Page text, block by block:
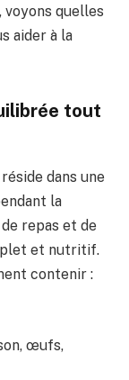
quelles
aider à la
tout
dans une
la
repas et de
et nutritif.
contenir :
œufs,